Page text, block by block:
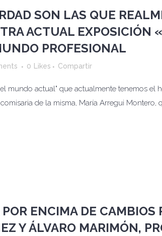
SON LAS QUE
ACTUAL
PROFESIONAL
0 Likes Compartir
mundo actual" que actualmente tenemos el
de la misma, María Arregui Montero,
ENCIMA DE CAMBIOS
Y ÁLVARO MARIMÓN,